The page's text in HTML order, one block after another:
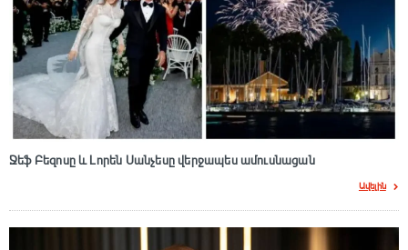
Ջեֆ Բեզոսը և Լորեն Սանչեսը վերջապես ամուսնացան
Ավելին